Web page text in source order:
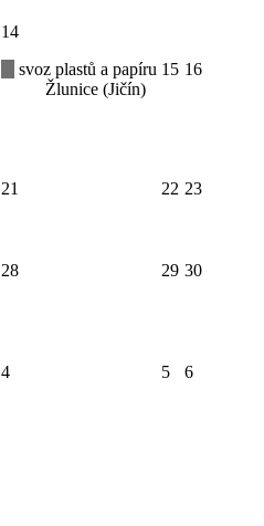
14
svoz plastů a papíru
Žlunice (Jičín)
15 16
21 22 23
28 29 30
4 5 6